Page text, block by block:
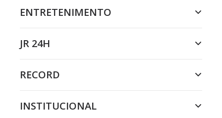
ENTRETENIMENTO
JR 24H
RECORD
INSTITUCIONAL